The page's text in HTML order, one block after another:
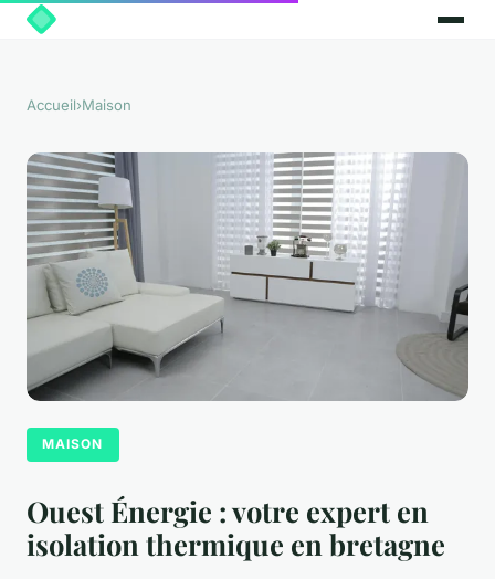
Accueil›Maison
MAISON
Ouest Énergie : votre expert en
isolation thermique en bretagne